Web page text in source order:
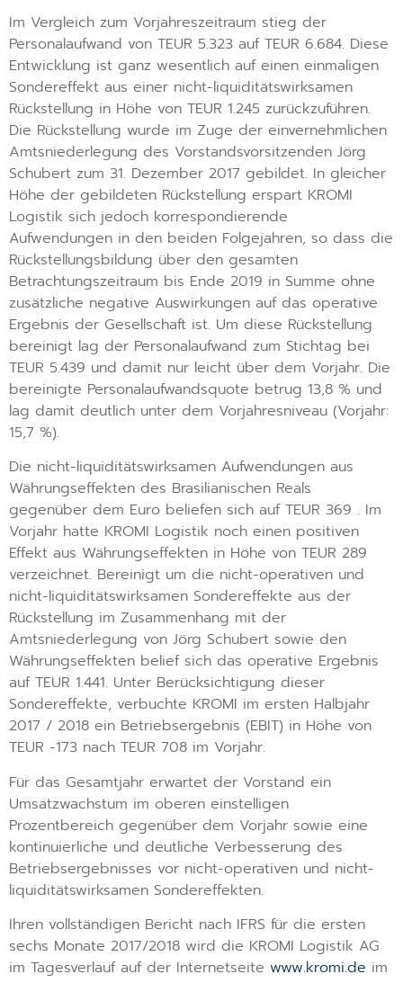
Im Vergleich zum Vorjahreszeitraum stieg der
Personalaufwand von TEUR 5.323 auf TEUR 6.684. Diese
Entwicklung ist ganz wesentlich auf einen einmaligen
Sondereffekt aus einer nicht-liquiditätswirksamen
Rückstellung in Höhe von TEUR 1.245 zurückzuführen.
Die Rückstellung wurde im Zuge der einvernehmlichen
Amtsniederlegung des Vorstandsvorsitzenden Jörg
Schubert zum 31. Dezember 2017 gebildet. In gleicher
Höhe der gebildeten Rückstellung erspart KROMI
Logistik sich jedoch korrespondierende
Aufwendungen in den beiden Folgejahren, so dass die
Rückstellungsbildung über den gesamten
Betrachtungszeitraum bis Ende 2019 in Summe ohne
zusätzliche negative Auswirkungen auf das operative
Ergebnis der Gesellschaft ist. Um diese Rückstellung
bereinigt lag der Personalaufwand zum Stichtag bei
TEUR 5.439 und damit nur leicht über dem Vorjahr. Die
bereinigte Personalaufwandsquote betrug 13,8 % und
lag damit deutlich unter dem Vorjahresniveau (Vorjahr:
15,7 %).
Die nicht-liquiditätswirksamen Aufwendungen aus
Währungseffekten des Brasilianischen Reals
gegenüber dem Euro beliefen sich auf TEUR 369 . Im
Vorjahr hatte KROMI Logistik noch einen positiven
Effekt aus Währungseffekten in Höhe von TEUR 289
verzeichnet. Bereinigt um die nicht-operativen und
nicht-liquiditätswirksamen Sondereffekte aus der
Rückstellung im Zusammenhang mit der
Amtsniederlegung von Jörg Schubert sowie den
Währungseffekten belief sich das operative Ergebnis
auf TEUR 1.441. Unter Berücksichtigung dieser
Sondereffekte, verbuchte KROMI im ersten Halbjahr
2017 / 2018 ein Betriebsergebnis (EBIT) in Höhe von
TEUR -173 nach TEUR 708 im Vorjahr.
Für das Gesamtjahr erwartet der Vorstand ein
Umsatzwachstum im oberen einstelligen
Prozentbereich gegenüber dem Vorjahr sowie eine
kontinuierliche und deutliche Verbesserung des
Betriebsergebnisses vor nicht-operativen und nicht-
liquiditätswirksamen Sondereffekten.
Ihren vollständigen Bericht nach IFRS für die ersten
sechs Monate 2017/2018 wird die KROMI Logistik AG
im Tagesverlauf auf der Internetseite www.kromi.de im